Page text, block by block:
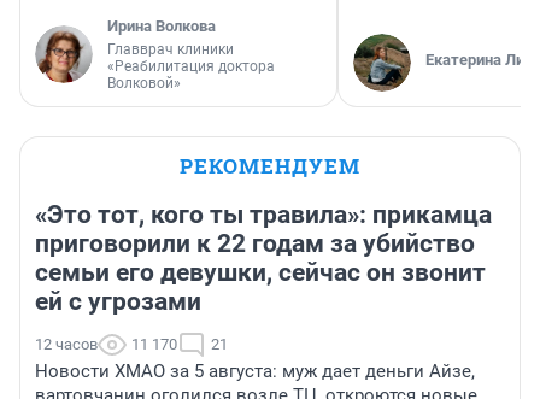
Ирина Волкова
Главврач клиники
«Реабилитация доктора
Волковой»
Екатерина
РЕКОМЕНДУЕМ
«Это тот, кого ты травила»: прикамца
приговорили к 22 годам за убийство
семьи его девушки, сейчас он звонит
ей с угрозами
12 часов 11 170 21
Новости ХМАО за 5 августа: муж дает деньги Айзе,